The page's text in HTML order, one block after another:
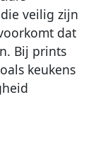
veilig zijn
dat
Bij prints
keukens